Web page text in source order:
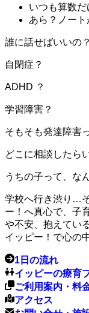
いつも算数だ
あら？ノー
誰に話せばいいの？
自閉症？
ADHD ？
学習障害？
そもそも発達障害
どこに相談したら
うちの子って、な
学校へ行き渋り…
ー！へ真心で、子
や不安、抱えてい
イッピー！で心の
1日の流れ
イッピーの療育
ご利用案内・料
アクセス